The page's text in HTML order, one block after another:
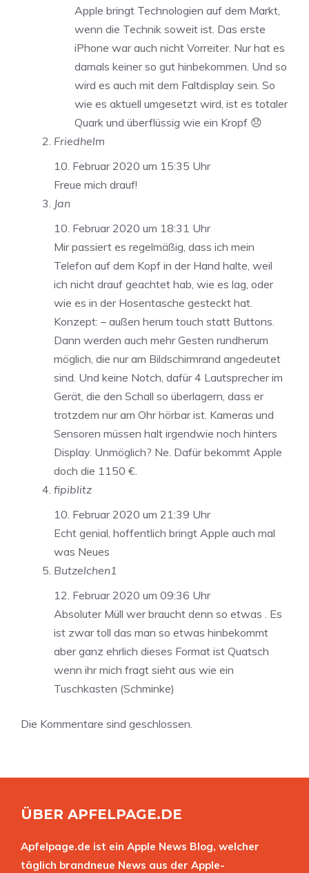
Apple bringt Technologien auf dem Markt,
wenn die Technik soweit ist. Das erste
iPhone war auch nicht Vorreiter. Nur hat es
damals keiner so gut hinbekommen. Und so
wird es auch mit dem Faltdisplay sein. So
wie es aktuell umgesetzt wird, ist es totaler
Quark und überflüssig wie ein Kropf 😞
Friedhelm
10. Februar 2020 um 15:35 Uhr
Freue mich drauf!
Jan
10. Februar 2020 um 18:31 Uhr
Mir passiert es regelmäßig, dass ich mein
Telefon auf dem Kopf in der Hand halte, weil
ich nicht drauf geachtet hab, wie es lag, oder
wie es in der Hosentasche gesteckt hat.
Konzept: – außen herum touch statt Buttons.
Dann werden auch mehr Gesten rundherum
möglich, die nur am Bildschirmrand angedeutet
sind. Und keine Notch, dafür 4 Lautsprecher im
Gerät, die den Schall so überlagern, dass er
trotzdem nur am Ohr hörbar ist. Kameras und
Sensoren müssen halt irgendwie noch hinters
Display. Unmöglich? Ne. Dafür bekommt Apple
doch die 1150 €.
fipiblitz
10. Februar 2020 um 21:39 Uhr
Echt genial, hoffentlich bringt Apple auch mal
was Neues
Butzelchen1
12. Februar 2020 um 09:36 Uhr
Absoluter Müll wer braucht denn so etwas . Es
ist zwar toll das man so etwas hinbekommt
aber ganz ehrlich dieses Format ist Quatsch
wenn ihr mich fragt sieht aus wie ein
Tuschkasten (Schminke)
Die Kommentare sind geschlossen.
ÜBER APFELPAGE.DE
Apfelpage.de ist ein Apple News Blog, welcher
täglich brandneue News aus der Apple-